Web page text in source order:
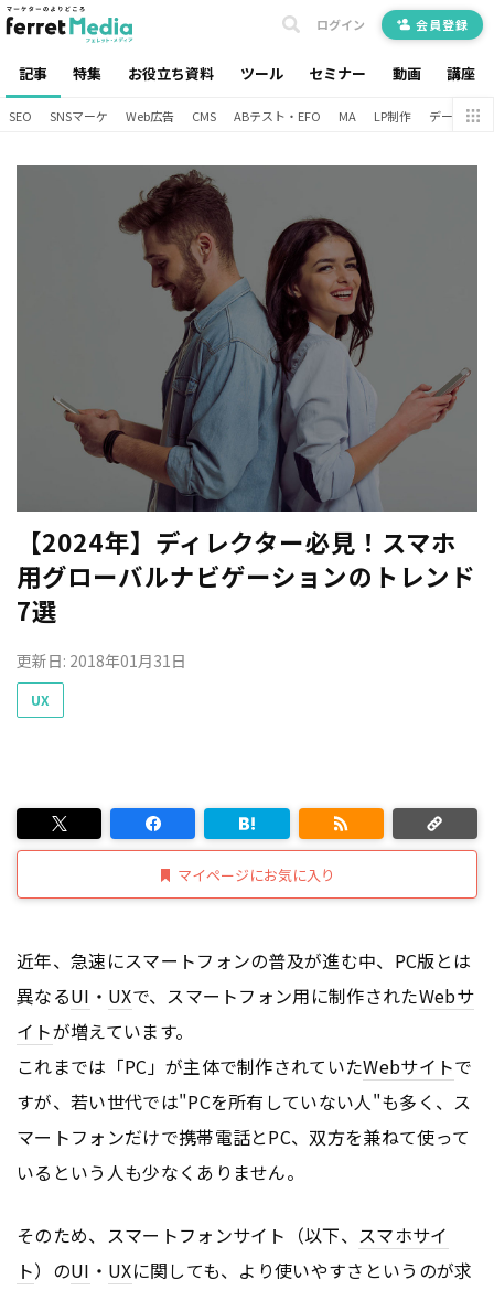
記事 特集 お役立ち資料 ツール セミナー 動画 講座
ログイン 会員登録
SEO SNSマーケ Web広告 CMS ABテスト・EFO MA LP制作 データ分析
【2024年】ディレクター必見！スマホ
用グローバルナビゲーションのトレンド
7選
更新日: 2018年01月31日
UX
マイページにお気に入り
近年、急速にスマートフォンの普及が進む中、PC版とは
異なるUI ・ UXで、スマートフォン用に制作されたWebサ
イトが増えています。
これまでは「PC」が主体で制作されていたWebサイトで
すが、若い世代では"PCを所有していない人"も多く、ス
マートフォンだけで携帯電話とPC、双方を兼ねて使って
いるという人も少なくありません。
そのため、スマートフォンサイト（以下、 スマホサイ
ト）のUI ・ UXに関しても、より使いやすさというのが求